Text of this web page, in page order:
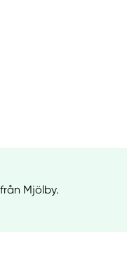
Mjölby.